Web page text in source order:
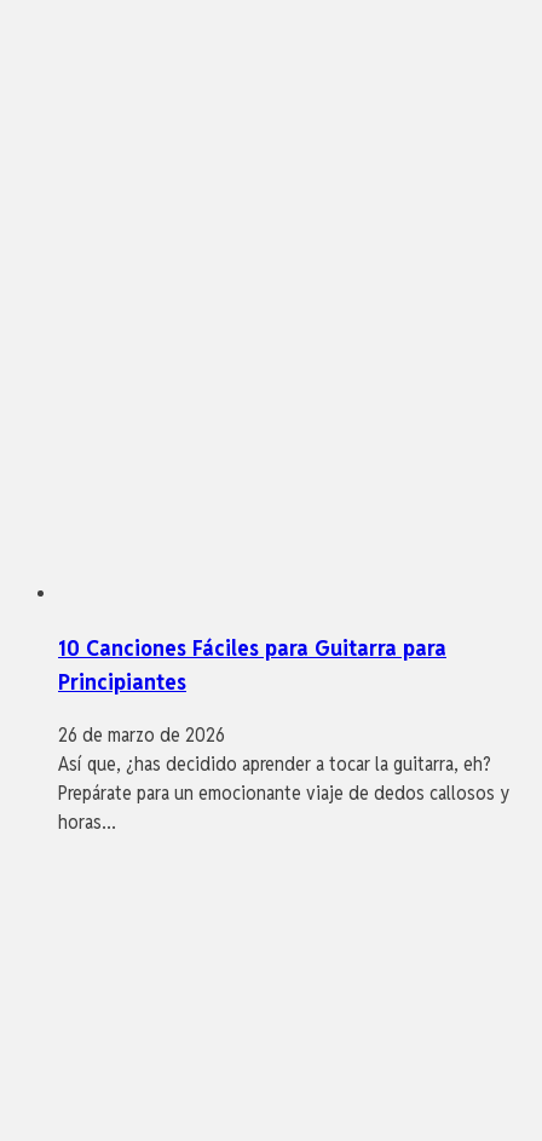
10 Canciones Fáciles para Guitarra para
Principiantes
26 de marzo de 2026
Así que, ¿has decidido aprender a tocar la guitarra, eh?
Prepárate para un emocionante viaje de dedos callosos y
horas…